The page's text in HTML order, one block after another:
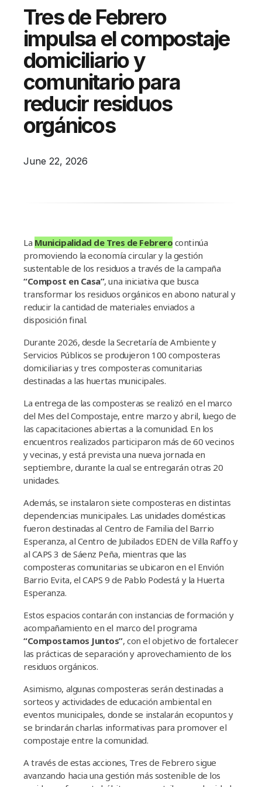
Campañas
Arbolado
Residuos
Proyectos
Empleos Verdes Locales
Edificios Municipales Energéticamente
Sustentables
Tres de Febrero
impulsa el compostaje
domiciliario y
comunitario para
reducir residuos
orgánicos
June 22, 2026
La Municipalidad de Tres de Febrero continúa
promoviendo la economía circular y la gestión
sustentable de los residuos a través de la campaña
“Compost en Casa”, una iniciativa que busca
transformar los residuos orgánicos en abono natural y
reducir la cantidad de materiales enviados a
disposición final.
Durante 2026, desde la Secretaría de Ambiente y
Servicios Públicos se produjeron 100 composteras
domiciliarias y tres composteras comunitarias
destinadas a las huertas municipales.
La entrega de las composteras se realizó en el marco
del Mes del Compostaje, entre marzo y abril, luego de
las capacitaciones abiertas a la comunidad. En los
encuentros realizados participaron más de 60 vecinos
y vecinas, y está prevista una nueva jornada en
septiembre, durante la cual se entregarán otras 20
unidades.
Además, se instalaron siete composteras en distintas
dependencias municipales. Las unidades domésticas
fueron destinadas al Centro de Familia del Barrio
Esperanza, al Centro de Jubilados EDEN de Villa Raffo y
al CAPS 3 de Sáenz Peña, mientras que las
composteras comunitarias se ubicaron en el Envión
Barrio Evita, el CAPS 9 de Pablo Podestá y la Huerta
Esperanza.
Estos espacios contarán con instancias de formación y
acompañamiento en el marco del programa
“Compostamos Juntos”, con el objetivo de fortalecer
las prácticas de separación y aprovechamiento de los
residuos orgánicos.
Asimismo, algunas composteras serán destinadas a
sorteos y actividades de educación ambiental en
eventos municipales, donde se instalarán ecopuntos y
se brindarán charlas informativas para promover el
compostaje entre la comunidad.
A través de estas acciones, Tres de Febrero sigue
avanzando hacia una gestión más sostenible de los